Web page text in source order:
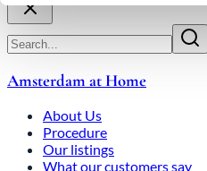
Amsterdam at Home
About Us
Procedure
Our listings
What our customers say